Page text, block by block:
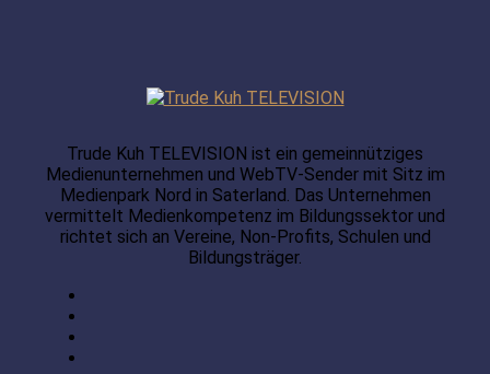
Trude Kuh TELEVISION ist ein gemeinnütziges
Medienunternehmen und WebTV-Sender mit Sitz im
Medienpark Nord in Saterland. Das Unternehmen
vermittelt Medienkompetenz im Bildungssektor und
richtet sich an Vereine, Non-Profits, Schulen und
Bildungsträger.